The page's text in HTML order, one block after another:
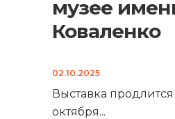
музее
Коваленко
02.10.2025
Выставка продлится
октября...